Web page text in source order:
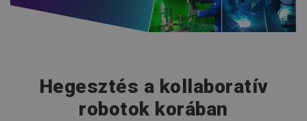
Hegesztés a kollaboratív
robotok korában